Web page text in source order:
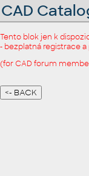
CAD
Tento blok jen k
- bezplatná registrace a
(for CAD forum